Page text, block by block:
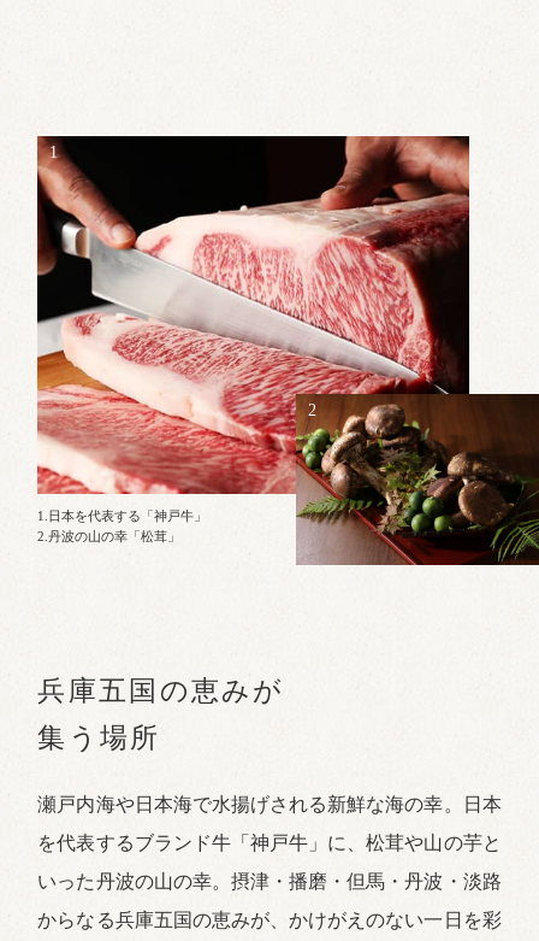
1
1.日本を代表する「神戸牛」
2.丹波の山の幸「松茸」
兵庫五国の恵みが
集う場所
瀬戸内海や日本海で水揚げされる新鮮な海の幸。日本
を代表するブランド牛「神戸牛」に、松茸や山の芋と
いった丹波の山の幸。摂津・播磨・但馬・丹波・淡路
からなる兵庫五国の恵みが、かけがえのない一日を彩
2